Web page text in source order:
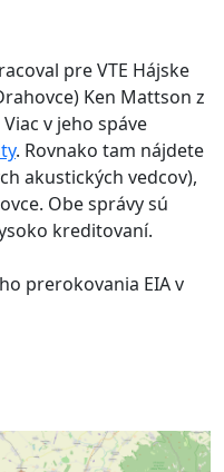
pre VTE Hájske
Ken Mattson z
v jeho spáve
. Rovnako tam nájdete
akustických vedcov),
Obe správy sú
kreditovaní.
prerokovania EIA v